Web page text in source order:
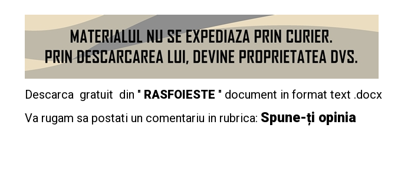
Descarca gratuit din " RASFOIESTE " document in format text .docx
Va rugam sa postati un comentariu in rubrica: Spune-ți opinia